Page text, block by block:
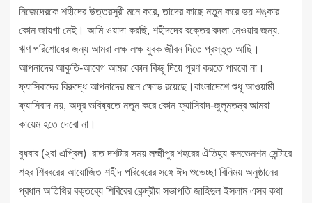
নিজেদেরকে শহীদের উত্তরসুরী মনে করে, তাদের কাছে নতুন করে ভয় শঙ্কার
কোন জায়গা নেই। আমি ওয়াদা করছি, শহীদদের রক্তের বদলা নেওয়ার জন্য,
ঋণ পরিশোধের জন্য আমরা লক্ষ লক্ষ যুবক জীবন দিতে প্রস্তুত আছি।
আপনাদের আকুতি-আবেগ আমরা কোন কিছু দিয়ে পূরণ করতে পারবো না।
ফ্যাসিবাদের বিরুদ্ধে আপনাদের মনে ক্ষোভ রয়েছে।বাংলাদেশে শুধু আওয়ামী
ফ্যাসিবাদ নয়, অদূর ভবিষ্যতে নতুন করে কোন ফ্যাসিবাদ-জুলুমতন্ত্র আমরা
কায়েম হতে দেবো না।
বুধবার (২রা এপ্রিল) রাত দশটার সময় লক্ষ্মীপুর শহরের ঐতিহ্য কনভেনশন সেন্টারে
শহর শিববরের আয়োজিত শহীদ পরিবেরের সঙ্গে ঈদ শুভেচ্ছা বিনিময় অনুষ্ঠানের
প্রধান অতিথির বক্তব্যে শিবিরের কেন্দ্রীয় সভাপতি জাহিদুল ইসলাম এসব কথা